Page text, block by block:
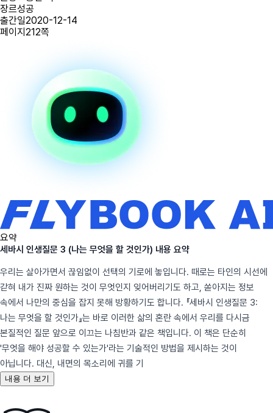
장르성공
출간일2020-12-14
페이지 212쪽
요약
세바시 인생질문 3 (나는 무엇을 할 것인가) 내용 요약
우리는 살아가면서 끊임없이 선택의 기로에 놓입니다. 때로는 타인의 시선에
갇혀 내가 진짜 원하는 것이 무엇인지 잊어버리기도 하고, 쏟아지는 정보
속에서 나만의 중심을 잡지 못해 방황하기도 합니다. 『세바시 인생질문 3:
나는 무엇을 할 것인가』는 바로 이러한 삶의 혼란 속에서 우리를 다시금
본질적인 질문 앞으로 이끄는 나침반과 같은 책입니다. 이 책은 단순히
'무엇을 해야 성공할 수 있는가'라는 기술적인 방법을 제시하는 것이
아닙니다. 대신, 내면의 목소리에 귀를 기
내용 더 보기